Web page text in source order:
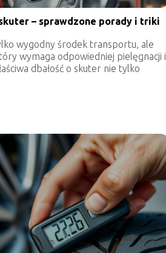
– sprawdzone porady i triki
wygodny środek transportu, ale
wymaga odpowiedniej pielęgnacji i
dbałość o skuter nie tylko